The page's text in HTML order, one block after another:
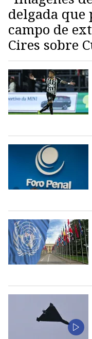
delgada que
campo de
Cires sobre